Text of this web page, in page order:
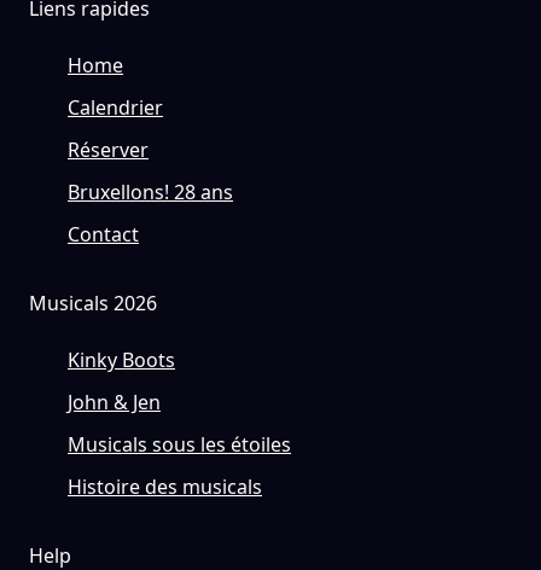
Liens rapides
Home
Calendrier
Réserver
Bruxellons! 28 ans
Contact
Musicals 2026
Kinky Boots
John & Jen
Musicals sous les étoiles
Histoire des musicals
Help